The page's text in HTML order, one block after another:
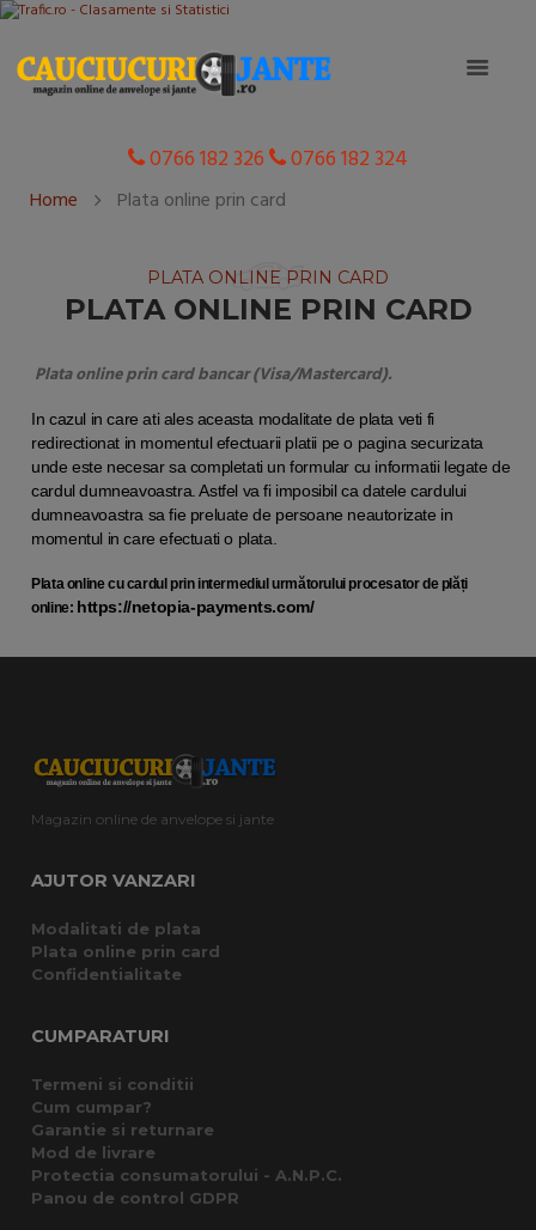
0766 182 326 0766 182 324
Home Plata online prin card
PLATA ONLINE PRIN CARD
PLATA ONLINE PRIN CARD
Plata online prin card bancar (Visa/Mastercard).
In cazul in care ati ales aceasta modalitate de plata veti fi
redirectionat in momentul efectuarii platii pe o pagina securizata
unde este necesar sa completati un formular cu informatii legate de
cardul dumneavoastra. Astfel va fi imposibil ca datele cardului
dumneavoastra sa fie preluate de persoane neautorizate in
momentul in care efectuati o plata.
Plata online cu cardul prin intermediul următorului procesator de plăți
online: https://netopia-payments.com/
Magazin online de anvelope si jante
AJUTOR VANZARI
Modalitati de plata
Plata online prin card
Confidentialitate
CUMPARATURI
Termeni si conditii
Cum cumpar?
Garantie si returnare
Mod de livrare
Protectia consumatorului - A.N.P.C.
Panou de control GDPR